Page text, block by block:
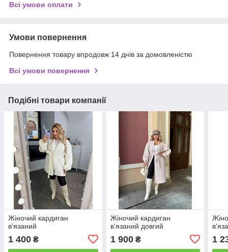
Всі умови оплати
Умови повернення
Повернення товару впродовж 14 днів за домовленістю
Всі умови повернення
Подібні товари компанії
Жіночий кардиган
в'язаний
1 400 ₴
Жіночий кардиган
в'язаний довгий
1 900₴ 1